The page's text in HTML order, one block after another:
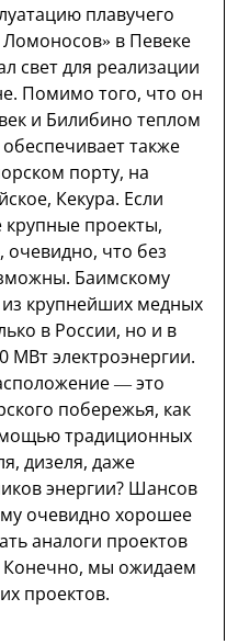
плавучего
в Певеке
свет для реализации
Помимо того, что он
и Билибино теплом
также
порту, на
Кекура. Если
проекты,
очевидно, что без
Баимскому
крупнейших медных
в России, но и в
МВт электроэнергии.
— это
побережья, как
традиционных
дизеля, даже
энергии? Шансов
очевидно хорошее
аналоги проектов
Конечно, мы ожидаем
проектов.